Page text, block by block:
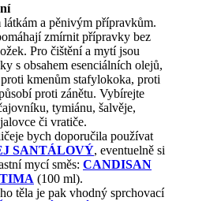
látkám a pěnivým přípravkům.
zmírnit přípravky bez
Pro čištění a mytí jsou
s obsahem esenciálních olejů,
kmenům stafylokoka, proti
proti zánětu. Vybírejte
tymiánu, šalvěje,
či vratiče.
bych doporučila používat
SANTÁLOVÝ, eventuelně si
mycí směs: CANDISAN
(100 ml).
těla je pak vhodný sprchovací